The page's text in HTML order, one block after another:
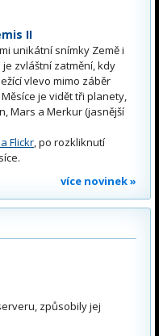
II
unikátní snímky Země i
zvláštní zatmění, kdy
vlevo mimo záběr
je vidět tři planety,
Mars a Merkur (jasnější
Flickr, po rozkliknutí
více novinek »
způsobily jej